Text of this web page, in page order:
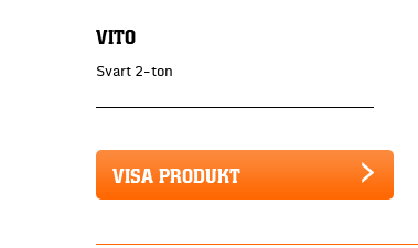
VITO
Svart 2-ton
VISA PRODUKT